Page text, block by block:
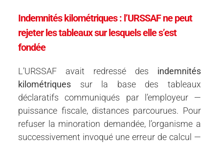
Indemnités kilométriques : l’URSSAF ne peut
rejeter les tableaux sur lesquels elle s’est
fondée
L’URSSAF avait redressé des indemnités
kilométriques sur la base des tableaux
déclaratifs communiqués par l’employeur —
puissance fiscale, distances parcourues. Pour
refuser la minoration demandée, l’organisme a
successivement invoqué une erreur de calcul —